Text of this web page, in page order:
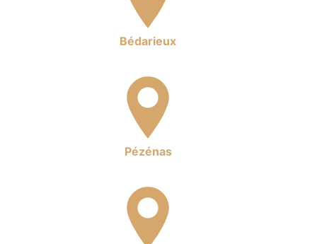
Bédarieux
Pézénas